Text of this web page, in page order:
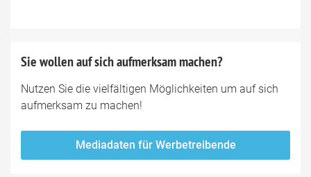
Sie wollen auf sich aufmerksam machen?
Nutzen Sie die vielfältigen Möglichkeiten um auf sich
aufmerksam zu machen!
Mediadaten für Werbetreibende